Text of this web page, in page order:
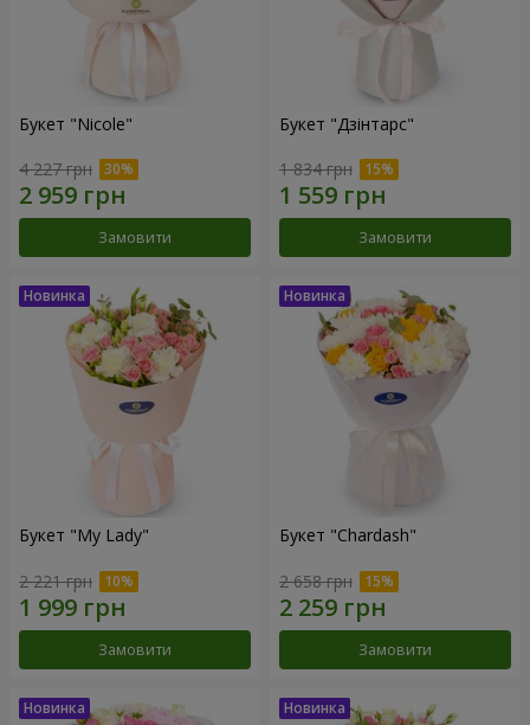
Букет "Nicole"
4 227 грн
Замовити
Букет "Дзінтарс"
1 834 грн
Замовити
Букет "My Lady"
2 221 грн
Замовити
Букет "Chardash"
2 658 грн
Замовити